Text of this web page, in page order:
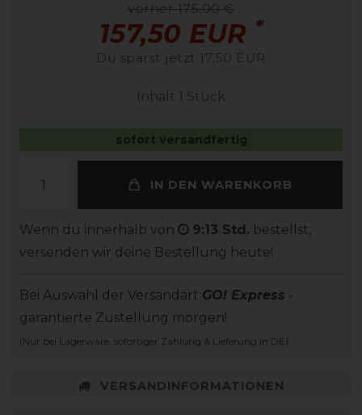
vorher 175,00 €
157,50 EUR *
Du sparst jetzt 17,50 EUR
Inhalt 1 Stück
sofort versandfertig
IN DEN WARENKORB
Wenn du innerhalb von 9:13 Std. bestellst,
versenden wir deine Bestellung heute!
Bei Auswahl der Versandart GO! Express -
garantierte Zustellung morgen!
(Nur bei Lagerware, sofortiger Zahlung & Lieferung in DE)
VERSANDINFORMATIONEN